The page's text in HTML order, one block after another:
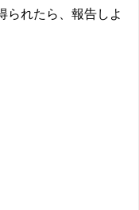
られたら、報告しよ